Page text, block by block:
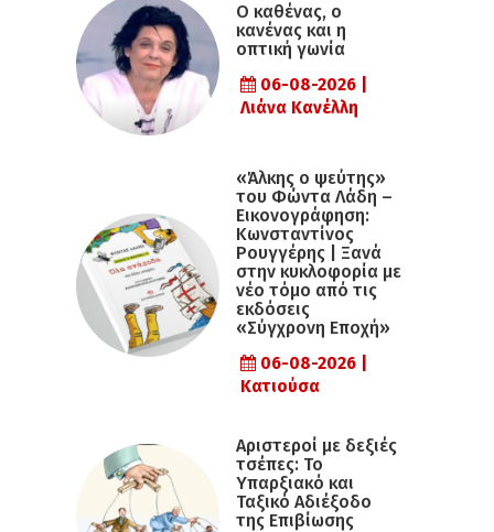
Ο καθένας, ο
κανένας και η
οπτική γωνία
06-08-2026 |
Λιάνα Κανέλλη
«Άλκης ο ψεύτης»
του Φώντα Λάδη –
Εικονογράφηση:
Κωνσταντίνος
Ρουγγέρης | Ξανά
στην κυκλοφορία με
νέο τόμο από τις
εκδόσεις
«Σύγχρονη Εποχή»
06-08-2026 |
Κατιούσα
Αριστεροί με δεξιές
τσέπες: Το
Υπαρξιακό και
Ταξικό Αδιέξοδο
της Επιβίωσης